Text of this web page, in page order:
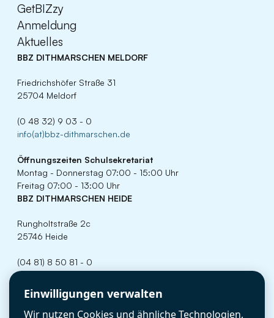
GetBIZzy
Anmeldung
Aktuelles
BBZ DITHMARSCHEN MELDORF
Friedrichshöfer Straße 31
25704 Meldorf
(0 48 32) 9 03 - 0
info(at)bbz-dithmarschen.de
Öffnungszeiten Schulsekretariat
Montag - Donnerstag 07:00 - 15:00 Uhr
Freitag 07:00 - 13:00 Uhr
BBZ DITHMARSCHEN HEIDE
Rungholtstraße 2c
25746 Heide
(04 81) 8 50 81 - 0
info(at)bbz-dithmarschen.de
Öffnungszeiten Schulsekretariat
Montag - Donnerstag 07:00 - 15:00 Uhr
Cookie-Einstellungen
Einwilligungen verwalten
Wir nutzen Cookies und ähnliche Technologien,